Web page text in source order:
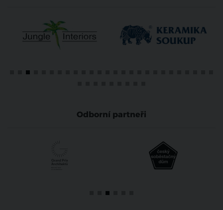
Odborní partneři